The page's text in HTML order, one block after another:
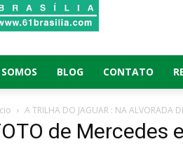
BLOG CONTATO
A TRILHA DO JAGUAR : NA ALVORADA
de Mercedes